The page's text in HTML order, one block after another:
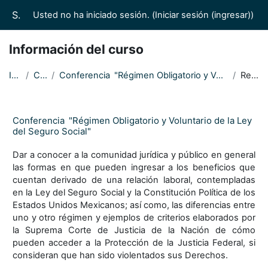
Suprema Corte de Justicia de la Nación/Casas de los Saberes Jurídicos Usted no ha iniciado sesión. (Iniciar sesión (ingresar))
Información del curso
Inicio Cursos Conferencia "Régimen Obligatorio y Voluntario de la Ley del Seguro Social" Resumen
Conferencia "Régimen Obligatorio y Voluntario de la Ley
del Seguro Social"
Dar a conocer a la comunidad jurídica y público en general
las formas en que pueden ingresar a los beneficios que
cuentan derivado de una relación laboral, contempladas
en la Ley del Seguro Social y la Constitución Política de los
Estados Unidos Mexicanos; así como, las diferencias entre
uno y otro régimen y ejemplos de criterios elaborados por
la Suprema Corte de Justicia de la Nación de cómo
pueden acceder a la Protección de la Justicia Federal, si
consideran que han sido violentados sus Derechos.